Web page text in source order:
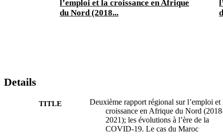
l’emploi et la croissance en Afrique
du Nord (2018...
Details
TITLE
Deuxième rapport régional sur l’emploi et
croissance en Afrique du Nord
2021); les évolutions à l’ère de la
COVID-19. Le cas du Maroc